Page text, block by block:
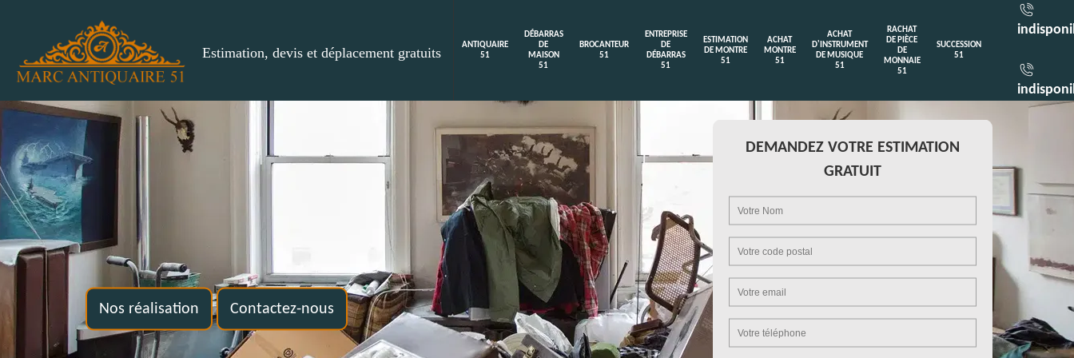
Estimation, devis et déplacement gratuits
ANTIQUAIRE
51
DÉBARRAS
DE
MAISON
51
BROCANTEUR
51
ENTREPRISE
DE
DÉBARRAS
51
ESTIMATION
DE MONTRE
51
ACHAT
MONTRE
51
ACHAT
D'INSTRUMENT
DE MUSIQUE
51
RACHAT
DE PIÈCE
DE
MONNAIE
51
SUCCESSION
51
Nos réalisation Contactez-nous
DEMANDEZ VOTRE ESTIMATION
GRATUIT